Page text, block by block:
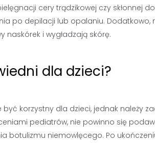
cery trądzikowej czy skłonnej
po depilacji lub opalaniu.
naskórek i wygładzają skórę.
dla dzieci?
korzystny dla dzieci, jednak należy
pediatrów, nie powinno się
botulizmu niemowlęcego. Po